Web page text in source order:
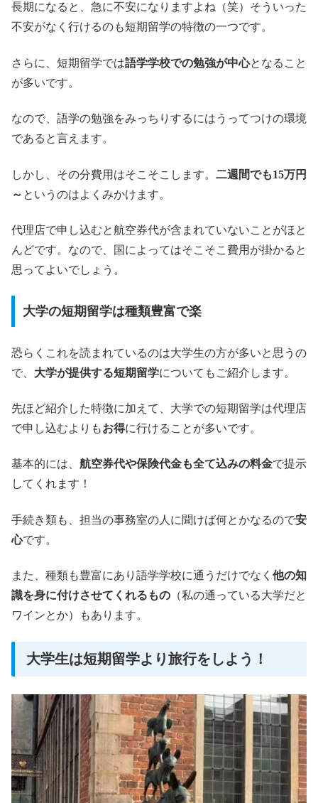
長期になると、急に不安になりますよね（笑）そういった
不安がなく行けるのも短期留学の特徴の一つです。
さらに、短期留学では語学学校での勉強が中心となること
が多いです。
なので、語学の勉強をみっちりするにはうってつけの環境
であると言えます。
しかし、その分費用はそこそこします。 二週間でも15万円
～ というのはよくみかけます。
代理店で申し込むと航空券代が含まれていないことがほと
んどです。なので、国によってはそこそこ費用が掛かると
思ってよいでしょう。
大学の短期留学は種類豊富で楽
恐らくこれを読まれているのは大学生の方が多いと思うの
で、 大学が提供する短期留学についてもご紹介します。
先ほど紹介した特徴に加えて、大学での短期留学は代理店
で申し込むよりもお得に行けることが多いです。
基本的には、 航空券代や保険代金も全て込みの料金で提示
してくれます！
手続き類も、担当の事務室の人に聞けば何とかなるので安
心です。
また、種類も豊富にあり語学学校に通うだけでなく 他の知
識を身に付けさせてくれるもの （私の通っている大学だと
ワインとか）もあります。
大学生は短期留学より旅行をしよう！